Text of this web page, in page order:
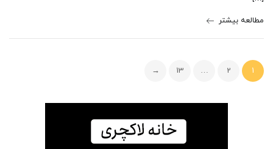
مطالعه بیشتر
1
2
…
13
→